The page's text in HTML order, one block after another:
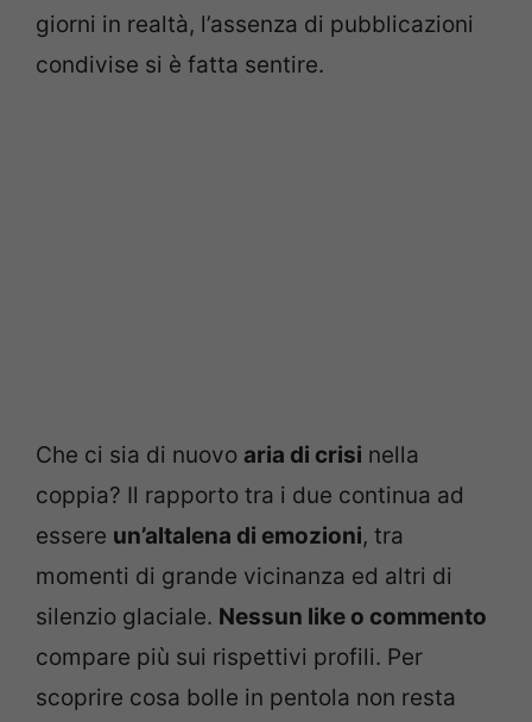
giorni in realtà, l’assenza di pubblicazioni
condivise si è fatta sentire.
Che ci sia di nuovo aria di crisi nella
coppia? Il rapporto tra i due continua ad
essere un’altalena di emozioni, tra
momenti di grande vicinanza ed altri di
silenzio glaciale. Nessun like o commento
compare più sui rispettivi profili. Per
scoprire cosa bolle in pentola non resta